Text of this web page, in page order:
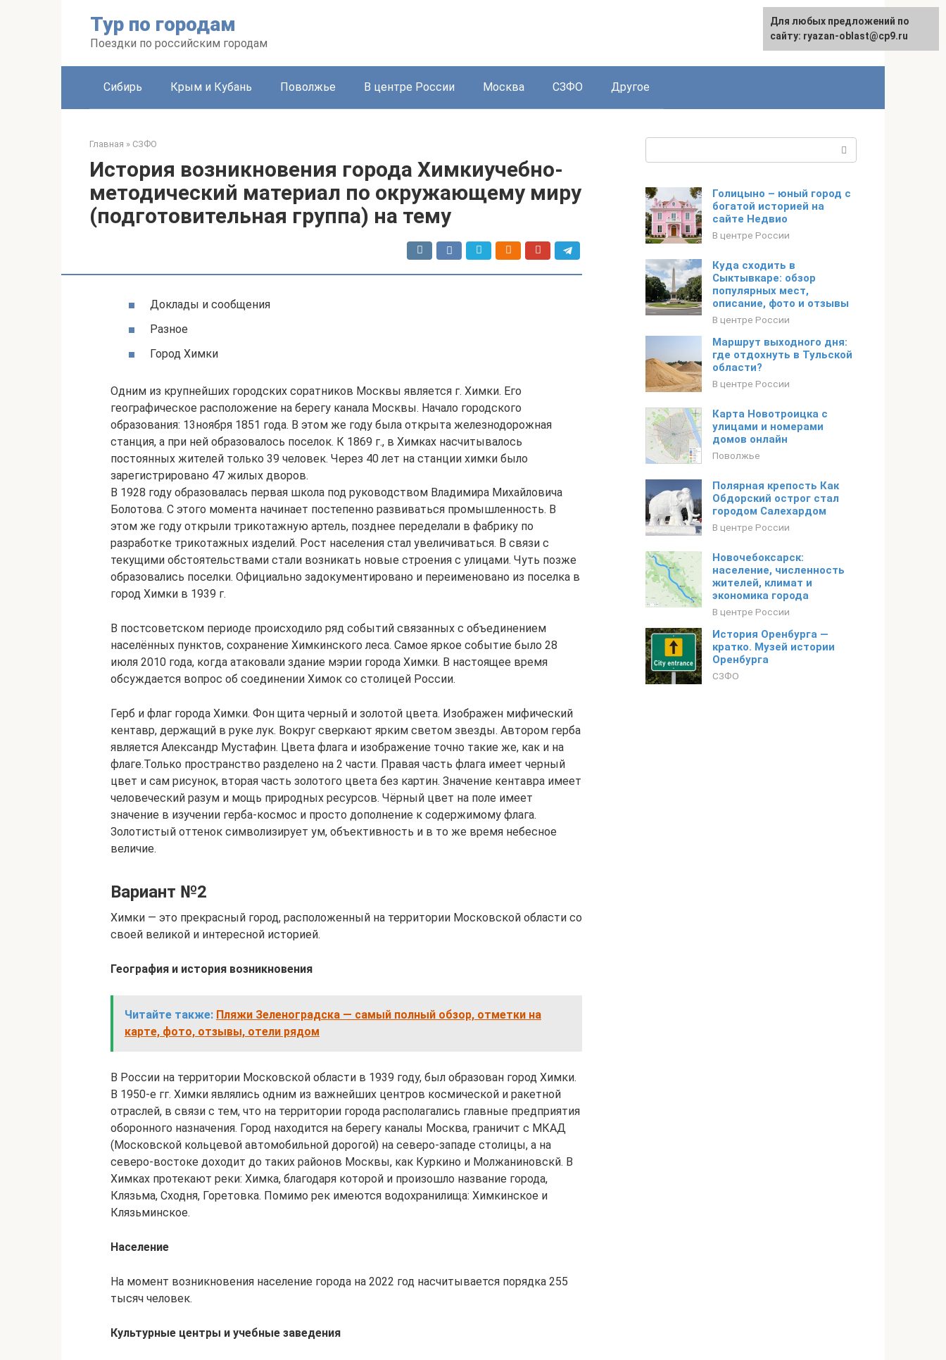
Тур по городам
Поездки по российским городам
Сибирь Крым и Кубань Поволжье В центре России Москва СЗФО Другое
Главная » СЗФО
История возникновения города Химкиучебно-
методический материал по окружающему миру
(подготовительная группа) на тему
Доклады и сообщения
Разное
Город Химки
Одним из крупнейших городских соратников Москвы является г. Химки. Его
географическое расположение на берегу канала Москвы. Начало городского
образования: 13ноября 1851 года. В этом же году была открыта железнодорожная
станция, а при ней образовалось поселок. К 1869 г., в Химках насчитывалось
постоянных жителей только 39 человек. Через 40 лет на станции химки было
зарегистрировано 47 жилых дворов.
В 1928 году образовалась первая школа под руководством Владимира Михайловича
Болотова. С этого момента начинает постепенно развиваться промышленность. В
этом же году открыли трикотажную артель, позднее переделали в фабрику по
разработке трикотажных изделий. Рост населения стал увеличиваться. В связи с
текущими обстоятельствами стали возникать новые строения с улицами. Чуть позже
образовались поселки. Официально задокументировано и переименовано из поселка в
город Химки в 1939 г.
В постсоветском периоде происходило ряд событий связанных с объединением
населённых пунктов, сохранение Химкинского леса. Самое яркое событие было 28
июля 2010 года, когда атаковали здание мэрии города Химки. В настоящее время
обсуждается вопрос об соединении Химок со столицей России.
Герб и флаг города Химки. Фон щита черный и золотой цвета. Изображен мифический
кентавр, держащий в руке лук. Вокруг сверкают ярким светом звезды. Автором герба
является Александр Мустафин. Цвета флага и изображение точно такие же, как и на
флаге.Только пространство разделено на 2 части. Правая часть флага имеет черный
цвет и сам рисунок, вторая часть золотого цвета без картин. Значение кентавра имеет
человеческий разум и мощь природных ресурсов. Чёрный цвет на поле имеет
значение в изучении герба-космос и просто дополнение к содержимому флага.
Золотистый оттенок символизирует ум, объективность и в то же время небесное
величие.
Вариант №2
Химки — это прекрасный город, расположенный на территории Московской области со
своей великой и интересной историей.
География и история возникновения
Читайте также: Пляжи Зеленоградска — самый полный обзор, отметки на
карте, фото, отзывы, отели рядом
В России на территории Московской области в 1939 году, был образован город Химки.
В 1950-е гг. Химки являлись одним из важнейших центров космической и ракетной
отраслей, в связи с тем, что на территории города располагались главные предприятия
оборонного назначения. Город находится на берегу каналы Москва, граничит с МКАД
(Московской кольцевой автомобильной дорогой) на северо-западе столицы, а на
северо-востоке доходит до таких районов Москвы, как Куркино и Молжаниновскй. В
Химках протекают реки: Химка, благодаря которой и произошло название города,
Клязьма, Сходня, Горетовка. Помимо рек имеются водохранилища: Химкинское и
Клязьминское.
Население
На момент возникновения население города на 2022 год насчитывается порядка 255
тысяч человек.
Культурные центры и учебные заведения
Голицыно – юный город с
богатой историей на
сайте Недвио
В центре России
Куда сходить в
Сыктывкаре: обзор
популярных мест,
описание, фото и отзывы
В центре России
Маршрут выходного дня:
где отдохнуть в Тульской
области?
В центре России
Карта Новотроицка с
улицами и номерами
домов онлайн
Поволжье
Полярная крепость Как
Обдорский острог стал
городом Салехардом
В центре России
Новочебоксарск:
население, численность
жителей, климат и
экономика города
В центре России
История Оренбурга —
кратко. Музей истории
Оренбурга
СЗФО
Для любых предложений по
сайту: ryazan-oblast@cp9.ru